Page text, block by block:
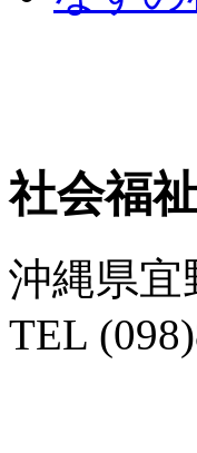
社会福
沖縄県宜
TEL